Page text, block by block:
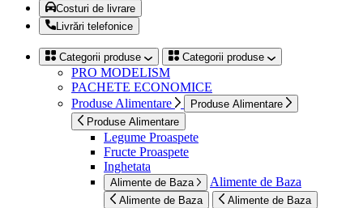
Costuri de livrare
Livrări telefonice
Categorii produse Categorii produse
PRO MODELISM
PACHETE ECONOMICE
Produse Alimentare
Produse Alimentare
Produse Alimentare
Legume Proaspete
Fructe Proaspete
Inghetata
Alimente de Baza Alimente de Baza
Alimente de Baza Alimente de Baza